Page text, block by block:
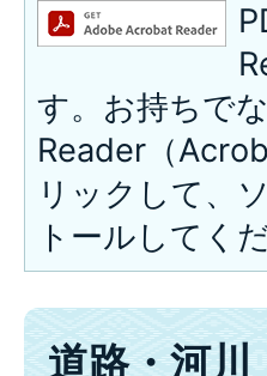
す。お持ちで
Reader（
リックして、
トールしてく
道路・河川